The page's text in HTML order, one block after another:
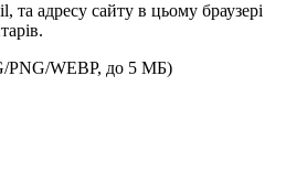
та адресу сайту в цьому браузері
PNG/WEBP, до 5 МБ)